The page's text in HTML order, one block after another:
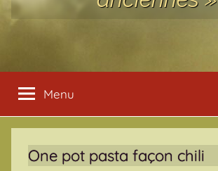
Menu
One pot pasta façon chili